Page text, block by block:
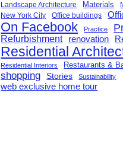
Landscape Architecture Materials
New York City
Office buildings
On Facebook Practice
Refurbishment renovation
Residential
Residential Interiors Restaurants &
shopping Stories Sustainability
web exclusive home tour